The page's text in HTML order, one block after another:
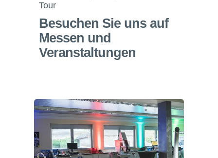
Tour
Besuchen Sie uns auf
Messen und
Veranstaltungen